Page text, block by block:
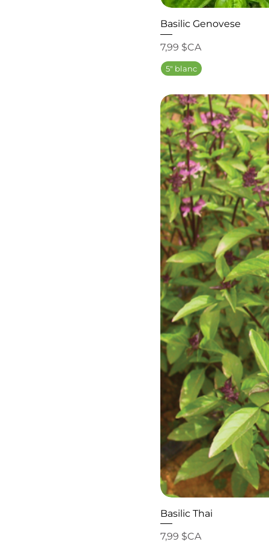
Basilic Genovese
Prix
7,99 $CA
5" blanc
Basilic Thai
Prix
7,99 $CA